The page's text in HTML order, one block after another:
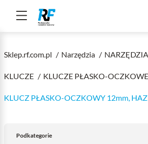
Sklep.rf.com.pl Narzędzia
KLUCZE KLUCZE PŁASKO-OCZKOWE
KLUCZ PŁASKO-OCZKOWY 12mm,
Podkategorie